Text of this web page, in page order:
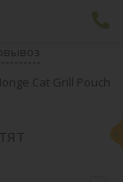
Cat Grill Pouch